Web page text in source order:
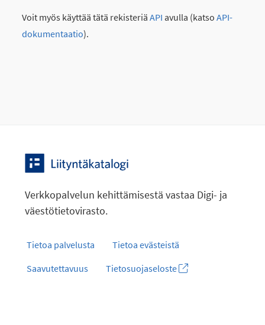
Voit myös käyttää tätä rekisteriä API avulla (katso API-
dokumentaatio).
Verkkopalvelun kehittämisestä vastaa Digi- ja
väestötietovirasto.
Tietoa palvelusta
Tietoa evästeistä
Saavutettavuus
Tietosuojaseloste